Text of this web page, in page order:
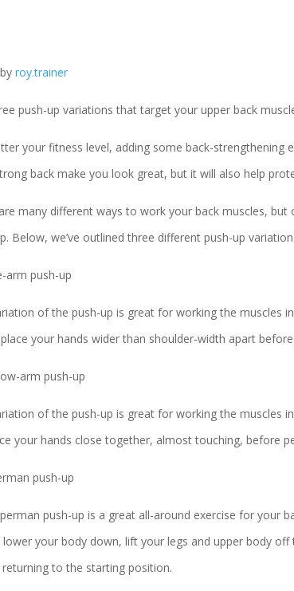
byroy.trainer
push-up variations that target your upper back
your fitness level, adding some back-strengthening
back make you look great, but it will also help
many different ways to work your back muscles,
Below, we’ve outlined three different push-up
arm push-up
of the push-up is great for working the muscles
your hands wider than shoulder-width apart
arm push-up
of the push-up is great for working the muscles
your hands close together, almost touching, before
push-up
push-up is a great all-around exercise for your
lower your body down, lift your legs and upper body
to the starting position.